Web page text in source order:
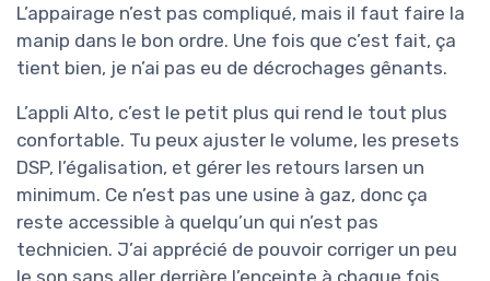
L’appairage n’est pas compliqué, mais il faut faire la
manip dans le bon ordre. Une fois que c’est fait, ça
tient bien, je n’ai pas eu de décrochages gênants.
L’appli Alto, c’est le petit plus qui rend le tout plus
confortable. Tu peux ajuster le volume, les presets
DSP, l’égalisation, et gérer les retours larsen un
minimum. Ce n’est pas une usine à gaz, donc ça
reste accessible à quelqu’un qui n’est pas
technicien. J’ai apprécié de pouvoir corriger un peu
le son sans aller derrière l’enceinte à chaque fois,